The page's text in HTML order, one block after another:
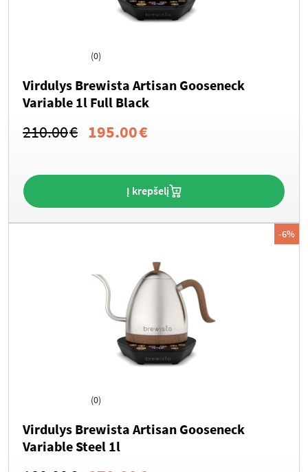
(0)
Virdulys Brewista Artisan Gooseneck
Variable 1l Full Black
210.00€ Original
was:
210.00€.
195.00€Current
is:
195.00€.
Į krepšelį
-6%
(0)
Virdulys Brewista Artisan Gooseneck
Variable Steel 1l